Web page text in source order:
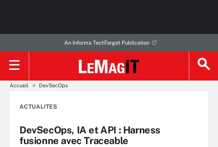
An Informa TechTarget Publication
Accueil DevSecOps
ACTUALITES
DevSecOps, IA et API : Harness
fusionne avec Traceable